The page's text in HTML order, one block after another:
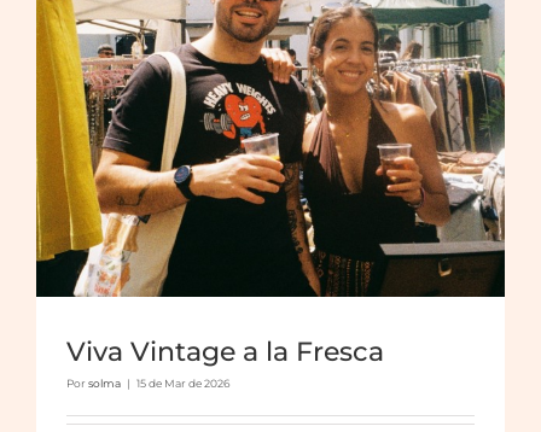
Viva Vintage a la Fresca
Porsolma | 15 de Mar de 2026
Viva Vintage Summertime!